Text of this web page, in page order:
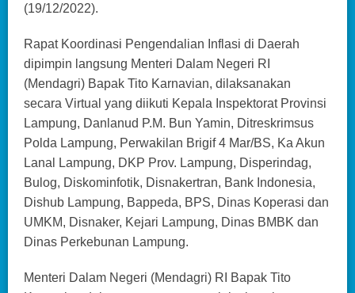
(19/12/2022).
Rapat Koordinasi Pengendalian Inflasi di Daerah
dipimpin langsung Menteri Dalam Negeri RI
(Mendagri) Bapak Tito Karnavian, dilaksanakan
secara Virtual yang diikuti Kepala Inspektorat Provinsi
Lampung, Danlanud P.M. Bun Yamin, Ditreskrimsus
Polda Lampung, Perwakilan Brigif 4 Mar/BS, Ka Akun
Lanal Lampung, DKP Prov. Lampung, Disperindag,
Bulog, Diskominfotik, Disnakertran, Bank Indonesia,
Dishub Lampung, Bappeda, BPS, Dinas Koperasi dan
UMKM, Disnaker, Kejari Lampung, Dinas BMBK dan
Dinas Perkebunan Lampung.
Menteri Dalam Negeri (Mendagri) RI Bapak Tito